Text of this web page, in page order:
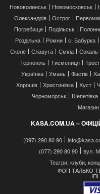
Нововолинськ
Новомосковськ
Олександрія
Острог
Погребище
Подільськ
Роздільна
Ромни с. Бабурка
Сколе
Славута Сміла Сокаль
Тернопіль
Тисмениця
Українка
Умань Фастів
Хорошів
Христинівка Хуст
Чорноморськ
Шепетівка
Магазин
KASA.COM.UA –
(097) 290 80 90
(077) 290 80 90
вул.
Театри, клуби,
ФОП ТАЛЬКО